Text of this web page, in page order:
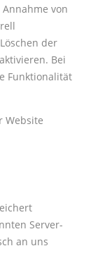
von
der
Bei
Funktionalität
Website
Server-
an uns